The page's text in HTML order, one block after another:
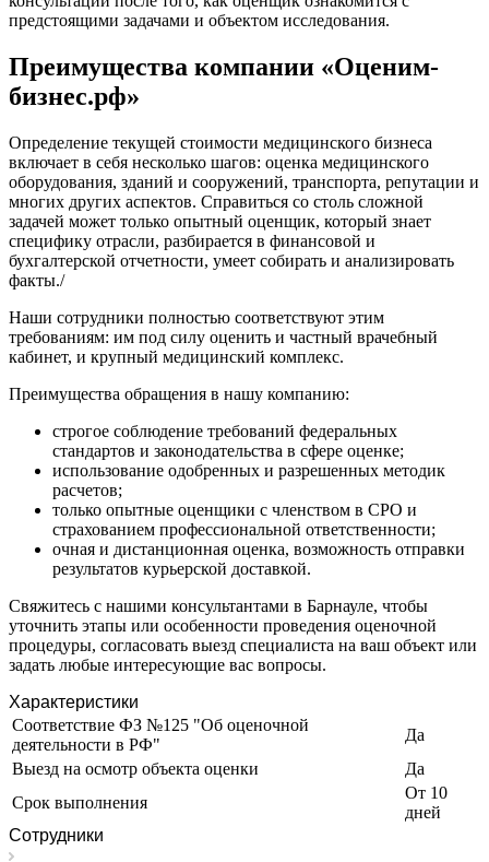
предстоящими задачами и объектом исследования.
Преимущества компании «Оценим-
бизнес.рф»
Определение текущей стоимости медицинского бизнеса
включает в себя несколько шагов: оценка медицинского
оборудования, зданий и сооружений, транспорта, репутации и
многих других аспектов. Справиться со столь сложной
задачей может только опытный оценщик, который знает
специфику отрасли, разбирается в финансовой и
бухгалтерской отчетности, умеет собирать и анализировать
факты./
Наши сотрудники полностью соответствуют этим
требованиям: им под силу оценить и частный врачебный
кабинет, и крупный медицинский комплекс.
Преимущества обращения в нашу компанию:
строгое соблюдение требований федеральных
стандартов и законодательства в сфере оценке;
использование одобренных и разрешенных методик
расчетов;
только опытные оценщики с членством в СРО и
страхованием профессиональной ответственности;
очная и дистанционная оценка, возможность отправки
результатов курьерской доставкой.
Свяжитесь с нашими консультантами в Барнауле, чтобы
уточнить этапы или особенности проведения оценочной
процедуры, согласовать выезд специалиста на ваш объект или
задать любые интересующие вас вопросы.
Характеристики
Соответствие ФЗ №125 "Об оценочной
деятельности в РФ"
Да
Выезд на осмотр объекта оценки
Да
Срок выполнения
От 10
дней
Сотрудники
Ермолино
Железногорск
Железногорск-Илимский
Заводоуковск
Заозерный
Заполярный
Зарайск
Заречный
Заринск
Зеленоград
Зеленодольск
Златоуст
Иваново
Ивантеевка
Ижевск
Изобильный
Ипатово
Ирбит
Иркутск
Искитим
Истра
Ишим
Ишимбай
Йошкар-Ола
Казань
Калининград
Калуга
Камбарка
Каменка
Каменск-Уральский